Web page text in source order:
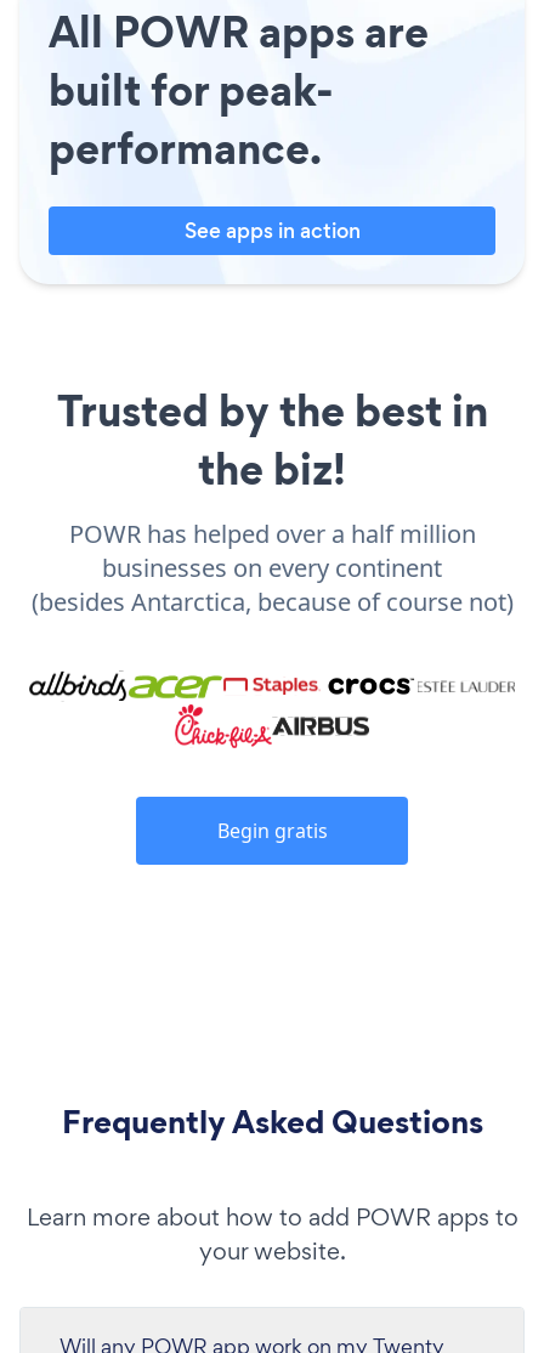
All POWR apps are
built for peak-
performance.
See apps in action
Trusted by the best in
the biz!
POWR has helped over a half million
businesses on every continent
(besides Antarctica, because of course not)
Begin gratis
Frequently Asked Questions
Learn more about how to add POWR apps to
your website.
Will any POWR app work on my Twenty